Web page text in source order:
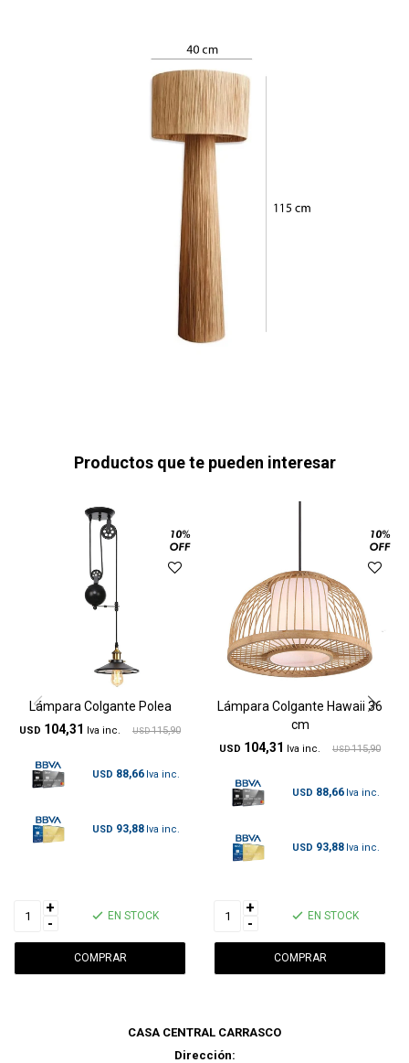
Productos que te pueden interesar
Lámpara Colgante Polea
USD 104,31 USD 115,90
USD 88,66
USD 93,88
+
-
EN STOCK
Lámpara Colgante Hawaii 36
cm
USD 104,31 USD 115,90
USD 88,66
USD 93,88
+
-
EN STOCK
CASA CENTRAL CARRASCO
Dirección: